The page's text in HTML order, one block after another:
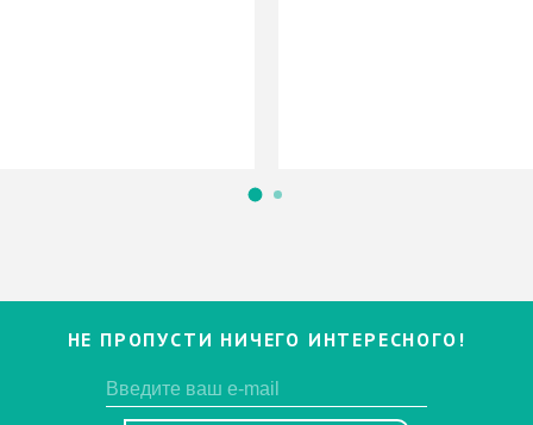
НЕ ПРОПУСТИ НИЧЕГО ИНТЕРЕСНОГО!